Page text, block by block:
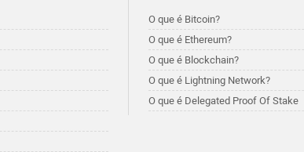
O que é Bitcoin?
O que é Ethereum?
O que é Blockchain?
O que é Lightning Network?
O que é Delegated Proof Of Stake